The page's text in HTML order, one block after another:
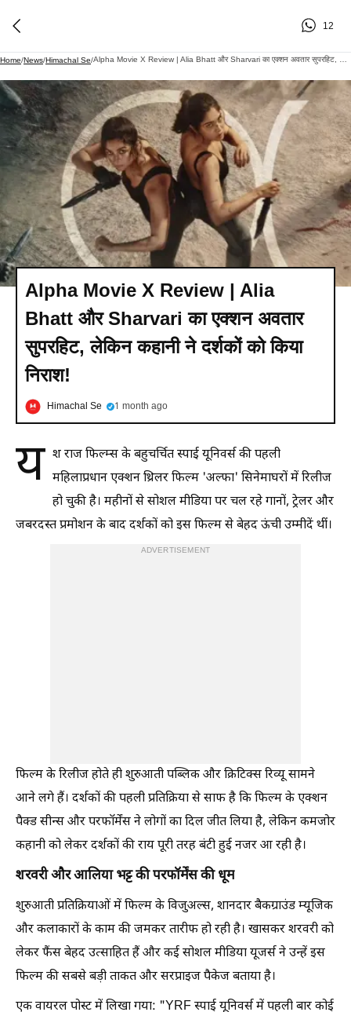
12
Home/News/Himachal Se/
Alpha Movie X Review | Alia
Bhatt और Sharvari का एक्शन अवतार
सुपरहिट, लेकिन कहानी ने दर्शकों को किया
निराश!​
Himachal Se 1 month ago
य श राज फिल्म्स के बहुचर्चित स्पाई यूनिवर्स की पहली
महिलाप्रधान एक्शन थ्रिलर फिल्म 'अल्फा' सिनेमाघरों में रिलीज
हो चुकी है। महीनों से सोशल मीडिया पर चल रहे गानों, ट्रेलर और
जबरदस्त प्रमोशन के बाद दर्शकों को इस फिल्म से बेहद ऊंची उम्मीदें थीं।
ADVERTISEMENT
फिल्म के रिलीज होते ही शुरुआती पब्लिक और क्रिटिक्स रिव्यू सामने
आने लगे हैं। दर्शकों की पहली प्रतिक्रिया से साफ है कि फिल्म के एक्शन
पैक्ड सीन्स और परफॉर्मेंस ने लोगों का दिल जीत लिया है, लेकिन कमजोर
कहानी को लेकर दर्शकों की राय पूरी तरह बंटी हुई नजर आ रही है।
शरवरी और आलिया भट्ट की परफॉर्मेंस की धूम
शुरुआती प्रतिक्रियाओं में फिल्म के विजुअल्स, शानदार बैकग्राउंड म्यूजिक
और कलाकारों के काम की जमकर तारीफ हो रही है। खासकर शरवरी को
लेकर फैंस बेहद उत्साहित हैं और कई सोशल मीडिया यूजर्स ने उन्हें इस
फिल्म की सबसे बड़ी ताकत और सरप्राइज पैकेज बताया है।
एक वायरल पोस्ट में लिखा गया: "YRF स्पाई यूनिवर्स में पहली बार कोई